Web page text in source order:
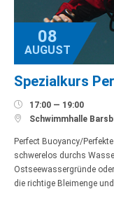
08
AUGUST
Spezialkurs
 17:00 — 19:00
 Schwimmhalle
Perfect Buoyancy/
schwerelos durchs
Ostseewassergründe
die richtige Bleimenge